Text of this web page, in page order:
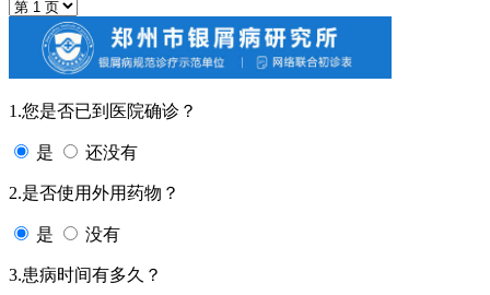
1.您是否已到医院确诊？
是 还没有
2.是否使用外用药物？
是 没有
3.患病时间有多久？